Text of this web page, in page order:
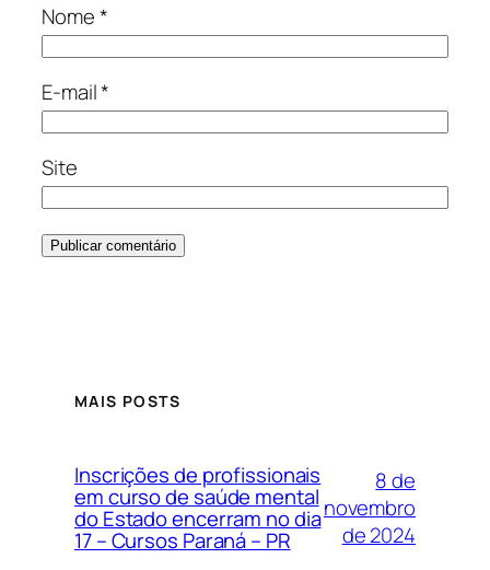
Nome*
E-mail*
Site
MAIS POSTS
Inscrições de profissionais
em curso de saúde mental
do Estado encerram no dia
17 – Cursos Paraná – PR
8 de
novembro
de 2024